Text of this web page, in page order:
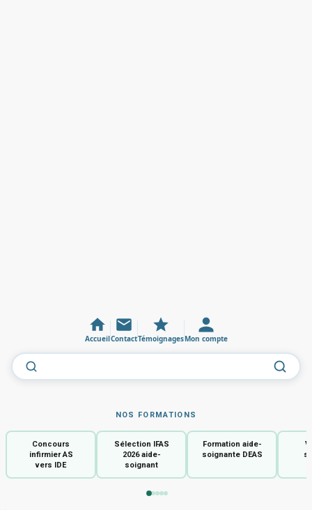
AccueilContactTémoignagesMon compte
NOS FORMATIONS
Concours
infirmier AS
vers IDE
Sélection IFAS
2026 aide-
soignant
Formation aide-
soignante DEAS